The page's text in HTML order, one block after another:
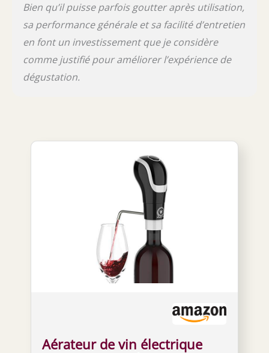
Bien qu’il puisse parfois goutter après utilisation,
sa performance générale et sa facilité d’entretien
en font un investissement que je considère
comme justifié pour améliorer l’expérience de
dégustation.
Aérateur de vin électrique